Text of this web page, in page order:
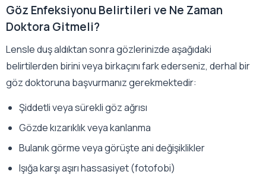
Göz Enfeksiyonu Belirtileri ve Ne Zaman
Doktora Gitmeli?
Lensle duş aldıktan sonra gözlerinizde aşağıdaki
belirtilerden birini veya birkaçını fark ederseniz, derhal bir
göz doktoruna başvurmanız gerekmektedir:
Şiddetli veya sürekli göz ağrısı
Gözde kızarıklık veya kanlanma
Bulanık görme veya görüşte ani değişiklikler
Işığa karşı aşırı hassasiyet (fotofobi)